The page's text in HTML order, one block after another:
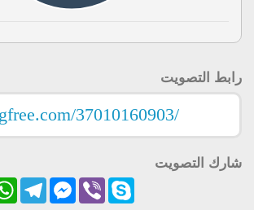
رابط التصويت
شارك التصويت
Messenger ViberSkype